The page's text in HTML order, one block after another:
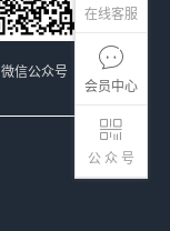
在线客服
会员中心
公 众 号
微信公众号